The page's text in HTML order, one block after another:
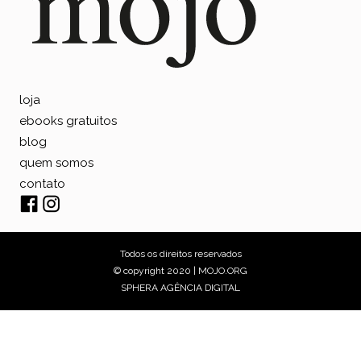
loja
ebooks gratuitos
blog
quem somos
contato
Todos os direitos reservados
© copyright 2020 | MOJO.ORG
SPHERA AGÊNCIA DIGITAL